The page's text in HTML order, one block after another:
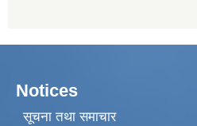
Notices
सूचना तथा समाचार